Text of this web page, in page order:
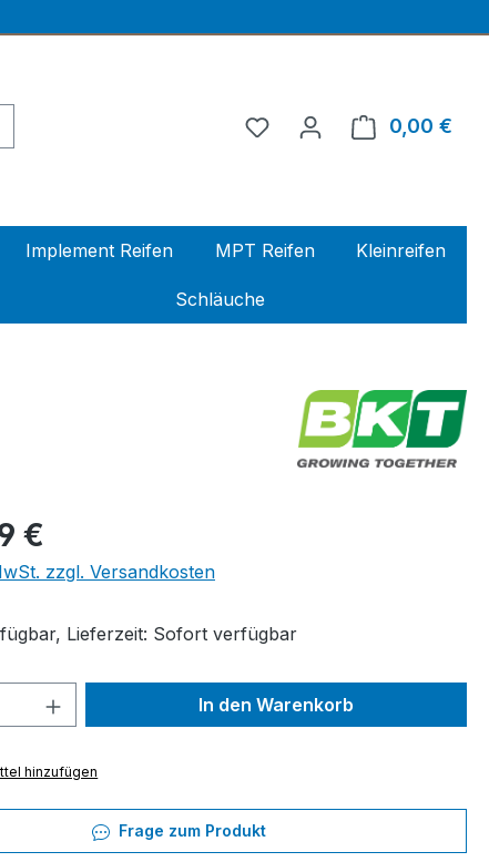
0,00 €
Implement Reifen MPT Reifen Kleinreifen
Schläuche
€
zzgl. Versandkosten
Lieferzeit: Sofort verfügbar
Anzahl: Gib den gewünschten Wert
In den Warenkorb
hinzufügen
Frage zum Produkt